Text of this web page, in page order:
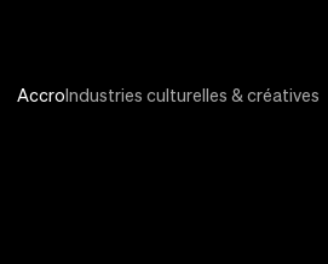
AccroIndustries culturelles & créatives